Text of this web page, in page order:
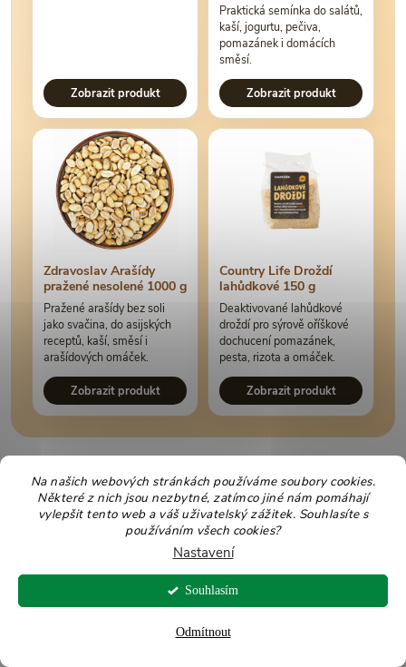
Na našich webových stránkách používáme soubory cookies.
Některé z nich jsou nezbytné, zatímco jiné nám pomáhají
vylepšit tento web a váš uživatelský zážitek. Souhlasíte s
používáním všech cookies?
Nastavení
Odmítnout
Souhlasím
Zobrazit produkt
Praktická semínka do salátů,
kaší, jogurtu, pečiva,
pomazánek i domácích
směsí.
Zobrazit produkt
Zdravoslav Arašídy
pražené nesolené 1000 g
Pražené arašídy bez soli
jako svačina, do asijských
receptů, kaší, směsí i
arašídových omáček.
Zobrazit produkt
Country Life Droždí
lahůdkové 150 g
Deaktivované lahůdkové
droždí pro sýrově oříškové
dochucení pomazánek,
pesta, rizota a omáček.
Zobrazit produkt
Související kategorie pro další inspiraci
B vitamíny najdete v mnoha běžných potravinách. Nejpraktičtější je
kombinovat obiloviny, luštěniny, ořechy, semínka, zdravé pečení a v
případě potřeby také vhodně zvolené doplňky stravy.